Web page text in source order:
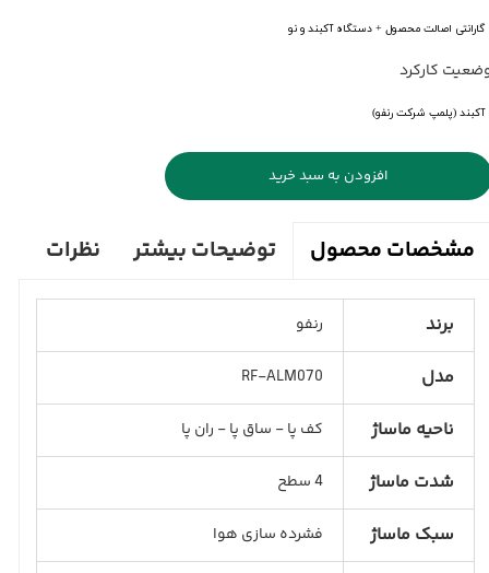
گارانتی اصالت محصول + دستگاه آکبند و نو
کارکرد
آکبند (پلمپ شرکت رنفو)
افزودن به سبد خرید
مشخصات محصول توضیحات بیشتر نظرات
برند رنفو
مدل RF-ALM070
ناحیه ماساژ کف پا - ساق پا - ران پا
شدت ماساژ 4 سطح
سبک ماساژ فشرده سازی هوا